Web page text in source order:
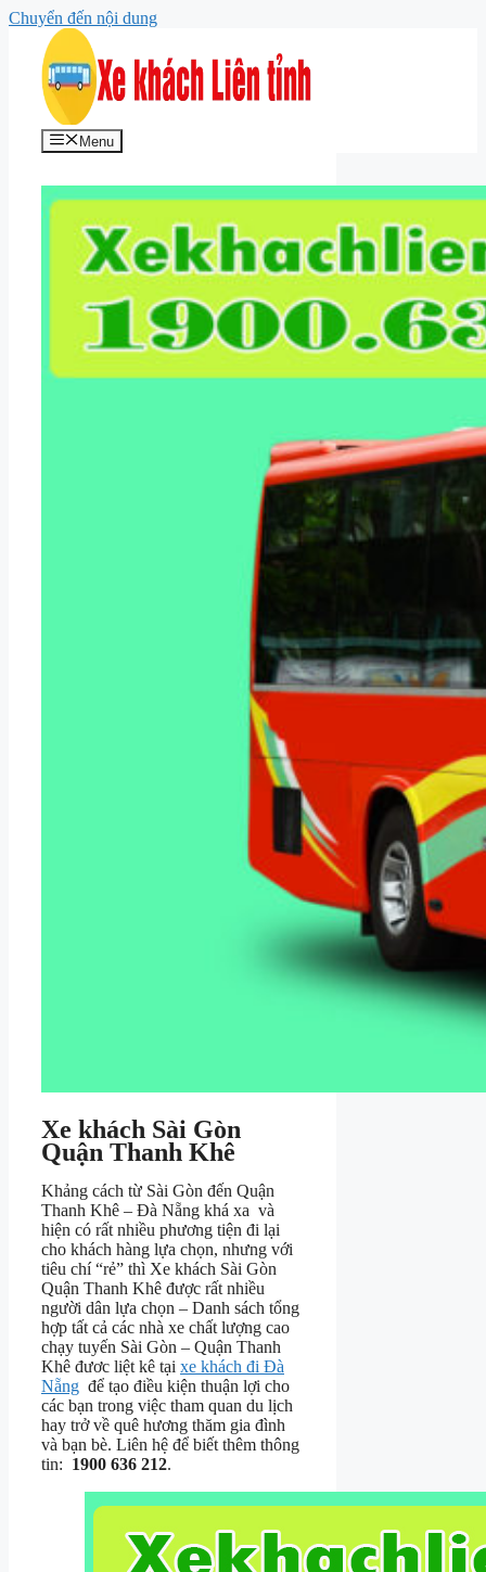
Chuyển đến nội dung
Menu
Xe khách Sài Gòn
Quận Thanh Khê
Khảng cách từ Sài Gòn đến Quận
Thanh Khê – Đà Nẵng khá xa và
hiện có rất nhiều phương tiện đi lại
cho khách hàng lựa chọn, nhưng với
tiêu chí “rẻ” thì Xe khách Sài Gòn
Quận Thanh Khê được rất nhiều
người dân lựa chọn – Danh sách tổng
hợp tất cả các nhà xe chất lượng cao
chạy tuyến Sài Gòn – Quận Thanh
Khê đươc liệt kê tại xe khách đi Đà
Nẵng để tạo điều kiện thuận lợi cho
các bạn trong việc tham quan du lịch
hay trở về quê hương thăm gia đình
và bạn bè. Liên hệ để biết thêm thông
tin: 1900 636 212.